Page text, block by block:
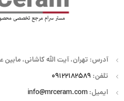
آدرس: تهران، آیت الله کاشانی، مابین
تلفن: 09122182589
ایمیل:info@mrceram.com